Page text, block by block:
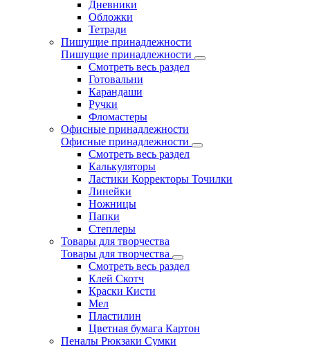
Дневники
Обложки
Тетради
Пишущие принадлежности
Пишущие принадлежности
Смотреть весь раздел
Готовальни
Карандаши
Ручки
Фломастеры
Офисные принадлежности
Офисные принадлежности
Смотреть весь раздел
Калькуляторы
Ластики Корректоры Точилки
Линейки
Ножницы
Папки
Степлеры
Товары для творчества
Товары для творчества
Смотреть весь раздел
Клей Скотч
Краски Кисти
Мел
Пластилин
Цветная бумага Картон
Пеналы Рюкзаки Сумки